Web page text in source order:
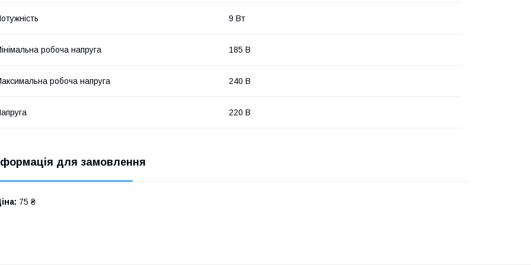
9 Вт
робоча напруга 185 В
робоча напруга 240 В
220 В
для замовлення
75 ₴